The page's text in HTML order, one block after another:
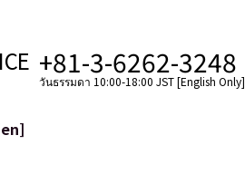
+81-3-6262-3248
วันธรรมดา 10:00-18:00 JST [English Only]